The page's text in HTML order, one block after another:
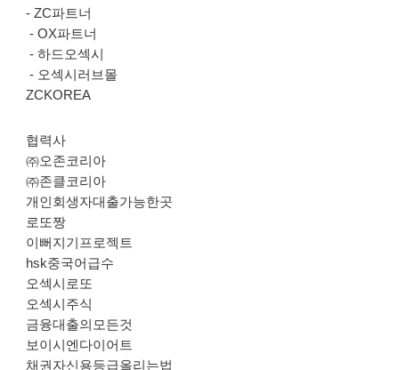
-ZC파트너
-OX파트너
-하드오섹시
- 오섹시러브몰
ZCKOREA
협력사
㈜오존코리아
㈜존클코리아
개인회생자대출가능한곳
로또짱
이뻐지기프로젝트
hsk중국어급수
오섹시로또
오섹시주식
금융대출의모든것
보이시엔다이어트
채권자신용등급올리는법